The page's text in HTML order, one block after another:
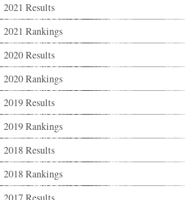
2021 Results
2021 Rankings
2020 Results
2020 Rankings
2019 Results
2019 Rankings
2018 Results
2018 Rankings